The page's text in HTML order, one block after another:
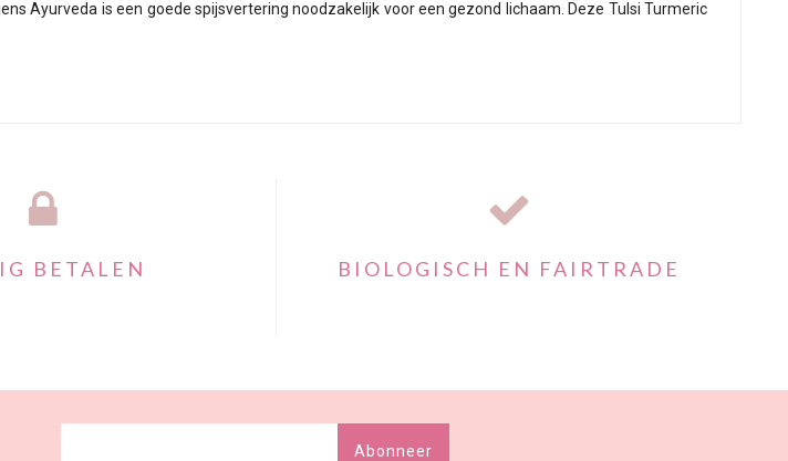
Ayurveda is een goede spijsvertering noodzakelijk voor een gezond lichaam. Deze Tulsi Turmeric
BETALEN BIOLOGISCH EN FAIRTRADE
Abonneer